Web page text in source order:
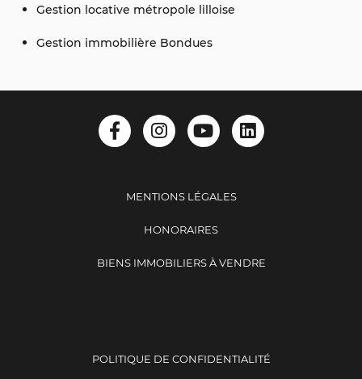
Gestion locative métropole lilloise
Gestion immobilière Bondues
MENTIONS LÉGALES
HONORAIRES
BIENS IMMOBILIERS À VENDRE
POLITIQUE DE CONFIDENTIALITÉ